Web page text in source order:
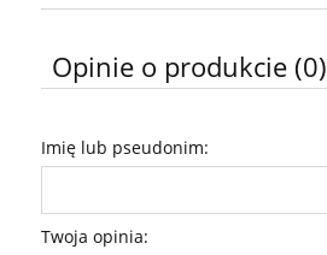
Opinie o produkcie (0)
Imię lub pseudonim:
Twoja opinia: